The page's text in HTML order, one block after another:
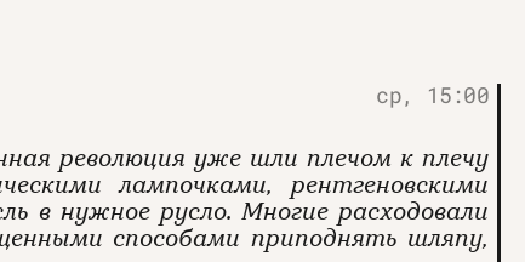
ср, 15:00
революция уже шли плечом к плечу
лампочками, рентгеновскими
в нужное русло. Многие расходовали
способами приподнять шляпу,